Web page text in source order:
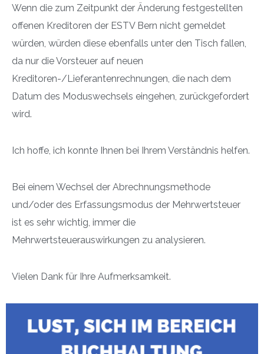
Wenn die zum Zeitpunkt der Änderung festgestellten
offenen Kreditoren der ESTV Bern nicht gemeldet
würden, würden diese ebenfalls unter den Tisch fallen,
da nur die Vorsteuer auf neuen
Kreditoren-/Lieferantenrechnungen, die nach dem
Datum des Moduswechsels eingehen, zurückgefordert
wird.
Ich hoffe, ich konnte Ihnen bei Ihrem Verständnis helfen.
Bei einem Wechsel der Abrechnungsmethode
und/oder des Erfassungsmodus der Mehrwertsteuer
ist es sehr wichtig, immer die
Mehrwertsteuerauswirkungen zu analysieren.
Vielen Dank für Ihre Aufmerksamkeit.